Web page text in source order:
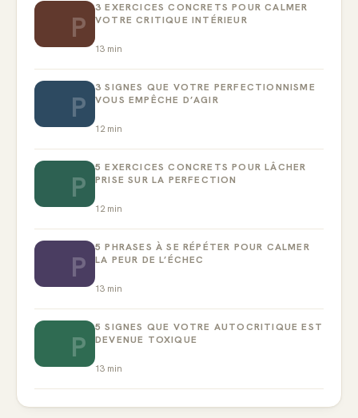
P
3 EXERCICES CONCRETS POUR CALMER
VOTRE CRITIQUE INTÉRIEUR
13 min
P
3 SIGNES QUE VOTRE PERFECTIONNISME
VOUS EMPÊCHE D’AGIR
12min
P
5 EXERCICES CONCRETS POUR LÂCHER
PRISE SUR LA PERFECTION
12min
P
5 PHRASES À SE RÉPÉTER POUR CALMER
LA PEUR DE L’ÉCHEC
13 min
P
5 SIGNES QUE VOTRE AUTOCRITIQUE EST
DEVENUE TOXIQUE
13 min